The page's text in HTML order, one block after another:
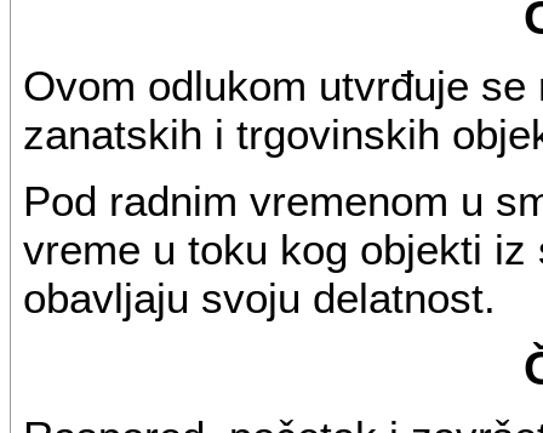
Ovom odlukom utvrđuje
zanatskih i trgovinskih
Pod radnim vremenom u
vreme u toku kog objekti
obavljaju svoju delatnost.